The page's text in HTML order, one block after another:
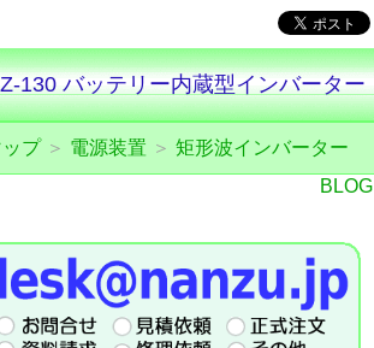
130 バッテリー内蔵型インバーター
プ＞ 電源装置 ＞ 矩形波インバーター
BLOG